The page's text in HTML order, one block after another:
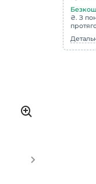
₴. З